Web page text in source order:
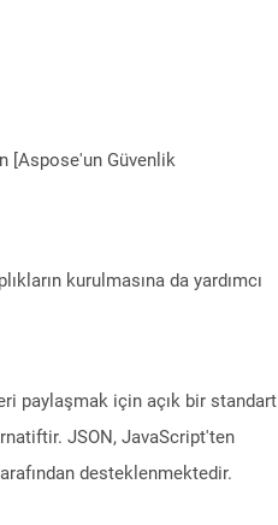
[Aspose'un Güvenlik
kurulmasına da yardımcı
paylaşmak için açık bir standart
JSON, JavaScript'ten
desteklenmektedir.